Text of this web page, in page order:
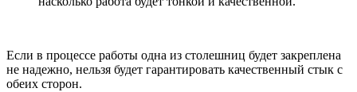
Если в процессе работы одна из столешниц будет закреплена
не надежно, нельзя будет гарантировать качественный стык с
обеих сторон.